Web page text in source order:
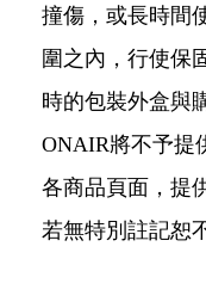
撞傷，或長時間
圍之內，行使保
時的包裝外盒與
ONAIR將不予提
各商品頁面，提
若無特別註記恕